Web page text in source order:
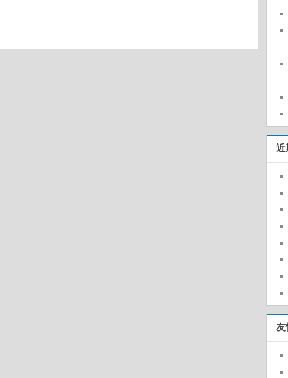
近
友